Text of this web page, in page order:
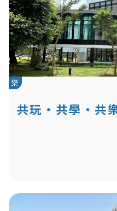
樂
共玩‧共學‧共